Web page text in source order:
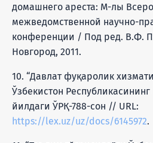
домашнего ареста: М-лы
межведомственной научно-
конференции / Под ред. В.Ф.
Новгород, 2011.
10. “Давлат фуқаролик
Ўзбекистон
йилдаги ЎРҚ-788-сон // URL:
https://lex.uz/uz/docs/6145972.